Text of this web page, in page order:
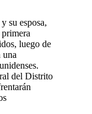
su esposa,
luego de
una
del Distrito